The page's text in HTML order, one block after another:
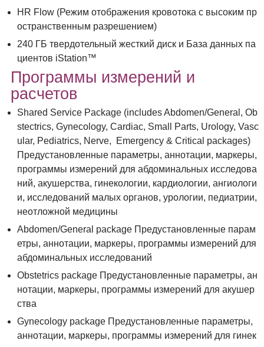
HR Flow (Режим отображения кровотока с высоким пр
остранственным разрешением)
240 ГБ твердотельный жесткий диск и База данных па
циентов iStation™
Программы измерений и
расчетов
Shared Service Package (includes Abdomen/General, Ob
stectrics, Gynecology, Cardiac, Small Parts, Urology, Vasc
ular, Pediatrics, Nerve, Emergency & Critical packages)
Предустановленные параметры, аннотации, маркеры,
программы измерений для абдоминальных исследова
ний, акушерства, гинекологии, кардиологии, ангиологи
и, исследований малых органов, урологии, педиатрии,
неотложной медицины
Abdomen/General package Предустановленные парам
етры, аннотации, маркеры, программы измерений для
абдоминальных исследований
Obstetrics package Предустановленные параметры, ан
нотации, маркеры, программы измерений для акушер
ства
Gynecology package Предустановленные параметры,
аннотации, маркеры, программы измерений для гинек